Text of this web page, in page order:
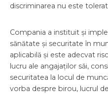
discriminarea nu este
Compania a instituit și
sănătate și securitate în
aplicabilă și este adecvat
lucru ale angajaților săi,
securitatea la locul de
vorba despre birou, lucrul